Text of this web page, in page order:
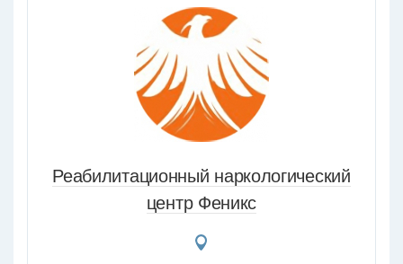
Реабилитационный наркологический
центр Феникс